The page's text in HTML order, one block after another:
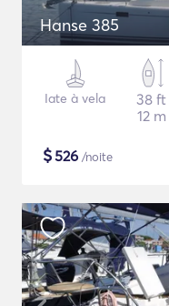
Hanse 385
Iate à vela
38 ft
12 m
$526 /noite